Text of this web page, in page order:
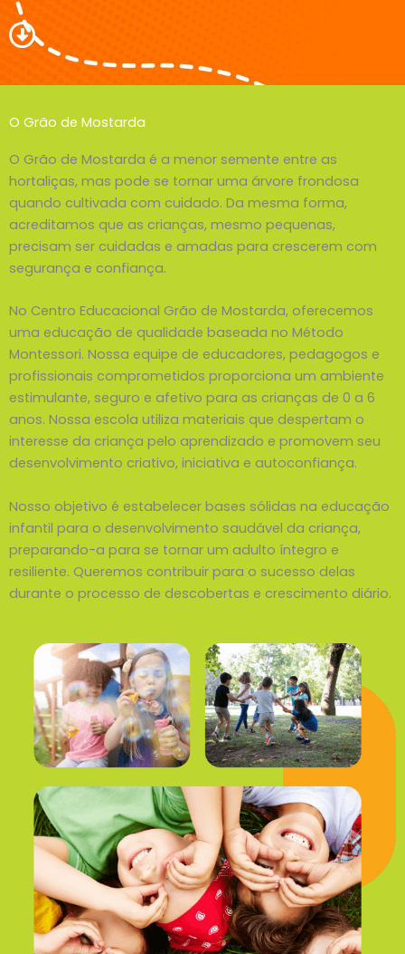
O Grão de Mostarda
O Grão de Mostarda é a menor semente entre as
hortaliças, mas pode se tornar uma árvore frondosa
quando cultivada com cuidado. Da mesma forma,
acreditamos que as crianças, mesmo pequenas,
precisam ser cuidadas e amadas para crescerem com
segurança e confiança.
No Centro Educacional Grão de Mostarda, oferecemos
uma educação de qualidade baseada no Método
Montessori. Nossa equipe de educadores, pedagogos e
profissionais comprometidos proporciona um ambiente
estimulante, seguro e afetivo para as crianças de 0 a 6
anos. Nossa escola utiliza materiais que despertam o
interesse da criança pelo aprendizado e promovem seu
desenvolvimento criativo, iniciativa e autoconfiança.
Nosso objetivo é estabelecer bases sólidas na educação
infantil para o desenvolvimento saudável da criança,
preparando-a para se tornar um adulto íntegro e
resiliente. Queremos contribuir para o sucesso delas
durante o processo de descobertas e crescimento diário.